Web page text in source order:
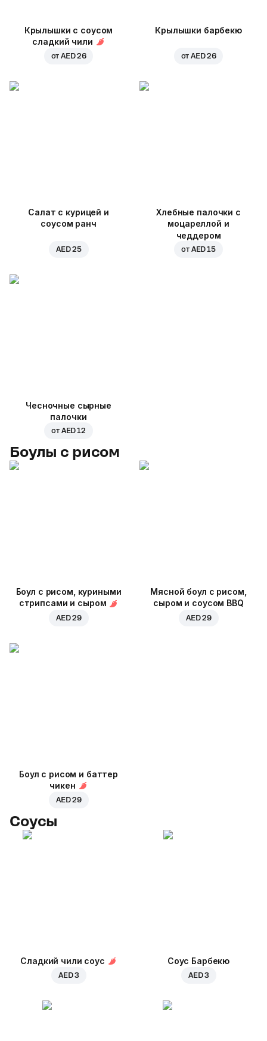
Крылышки с соусом
сладкий чили
отAED 26
Крылышки барбекю
отAED 26
Салат с курицей и
соусом ранч
AED 25
Хлебные палочки с
моцареллой и
чеддером
от AED 15
Чесночные сырные
палочки
от AED 12
Боулы с рисом
Боул с рисом, куриными
стрипсами и сыром
AED 29
Мясной боул с рисом,
сыром и соусом BBQ
AED 29
Боул с рисом и баттер
чикен
AED 29
Соусы
Сладкий чили соус
AED 3
Соус Барбекю
AED 3